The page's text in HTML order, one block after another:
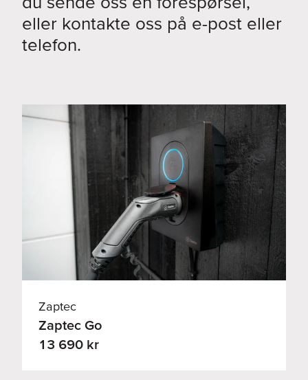
eller kontakte oss på e-post eller
telefon.
Zaptec
Zaptec Go
13 690 kr